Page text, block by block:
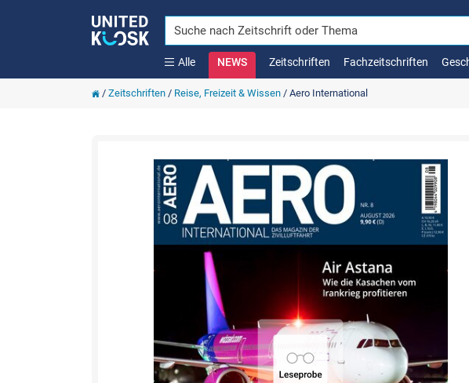
Alle NEWS Zeitschriften Fachzeitschriften
/ Zeitschriften/ Reise, Freizeit & Wissen/ Aero International